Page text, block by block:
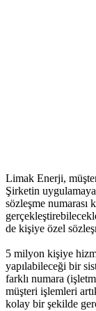
Limak Enerji,
Şirketin
sözleşme
de kişiye özel
5 milyon kişiye
yapılabileceği bir
farklı numara
müşteri işlemleri
kolay bir şekilde